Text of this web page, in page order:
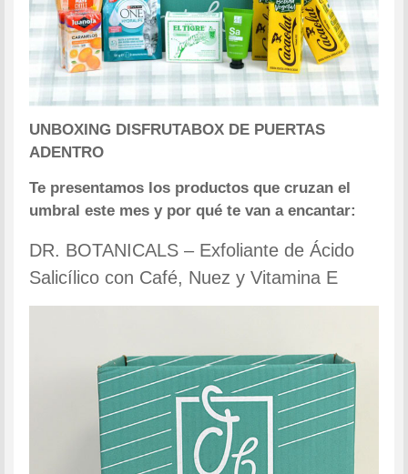
UNBOXING DISFRUTABOX DE PUERTAS
ADENTRO
Te presentamos los productos que cruzan el
umbral este mes y por qué te van a encantar:
DR. BOTANICALS – Exfoliante de Ácido
Salicílico con Café, Nuez y Vitamina E